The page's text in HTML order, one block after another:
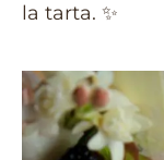
la tarta. ✨